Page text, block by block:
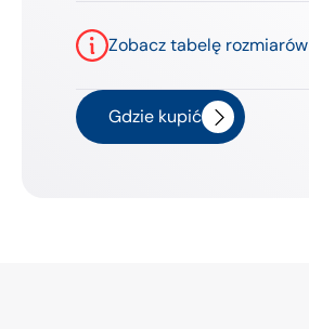
Zobacz tabelę rozmiarów
Gdzie kupić